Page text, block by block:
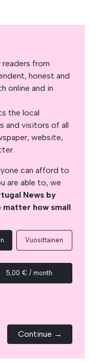
from
honest and
online and in
the local
and visitors of all
website,
can afford to
are able to, we
News by
matter how small.
Vuosittainen
5,00 € / month
Continue →